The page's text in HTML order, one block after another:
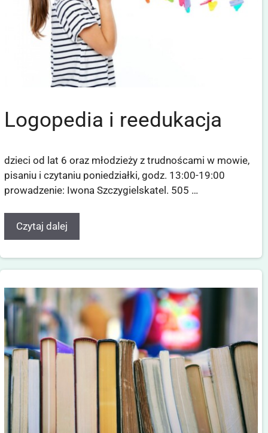
Logopedia i reedukacja
dzieci od lat 6 oraz młodzieży z trudnoścami w mowie,
pisaniu i czytaniu poniedziałki, godz. 13:00-19:00
prowadzenie: Iwona Szczygielskatel. 505 …
Czytaj dalej